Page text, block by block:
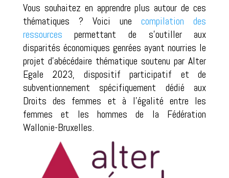
Vous souhaitez en apprendre plus autour de ces
thématiques ? Voici unecompilation des
ressources permettant de s’outiller aux
disparités économiques genrées ayant nourries le
projet d’abécédaire thématique soutenu par Alter
Egale 2023, dispositif participatif et de
subventionnement spécifiquement dédié aux
Droits des femmes et à l’égalité entre les
femmes et les hommes de la Fédération
Wallonie-Bruxelles.